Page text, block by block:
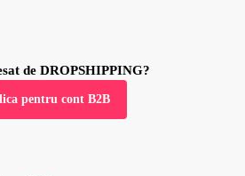
de DROPSHIPPING?
pentru cont B2B